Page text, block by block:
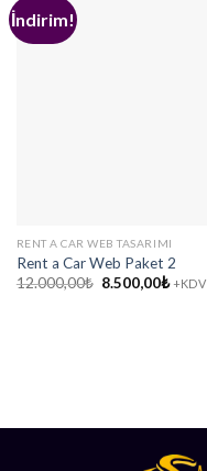
İndirim!
RENT A CAR WEB TASARIMI
Rent a Car Web Paket 2
12.000,00₺ Orijinal
8.500,00₺Şu
+KDV